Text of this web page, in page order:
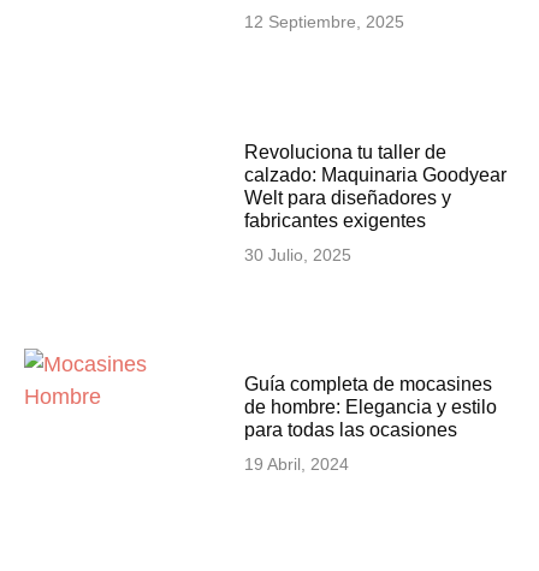
12 Septiembre, 2025
Revoluciona tu taller de
calzado: Maquinaria Goodyear
Welt para diseñadores y
fabricantes exigentes
30 Julio, 2025
Guía completa de mocasines
de hombre: Elegancia y estilo
para todas las ocasiones
19 Abril, 2024